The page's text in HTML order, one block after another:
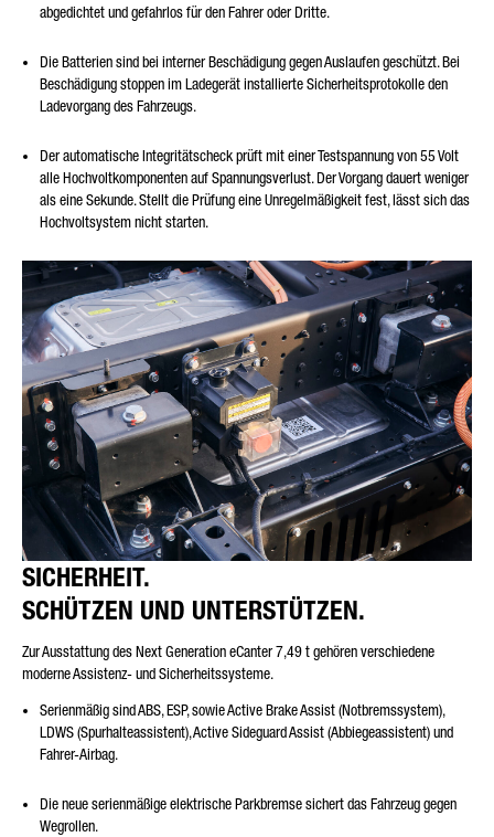
abgedichtet und gefahrlos für den Fahrer oder Dritte.
Die Batterien sind bei interner Beschädigung gegen Auslaufen geschützt. Bei
Beschädigung stoppen im Ladegerät installierte Sicherheitsprotokolle den
Ladevorgang des Fahrzeugs.
Der automatische Integritätscheck prüft mit einer Testspannung von 55 Volt
alle Hochvoltkomponenten auf Spannungsverlust. Der Vorgang dauert weniger
als eine Sekunde. Stellt die Prüfung eine Unregelmäßigkeit fest, lässt sich das
Hochvoltsystem nicht starten.
SICHERHEIT.
SCHÜTZEN UND UNTERSTÜTZEN.
Zur Ausstattung des Next Generation eCanter 7,49 t gehören verschiedene
moderne Assistenz- und Sicherheitssysteme.
Serienmäßig sind ABS, ESP, sowie Active Brake Assist (Notbremssystem),
LDWS (Spurhalteassistent), Active Sideguard Assist (Abbiegeassistent) und
Fahrer-Airbag.
Die neue serienmäßige elektrische Parkbremse sichert das Fahrzeug gegen
Wegrollen.